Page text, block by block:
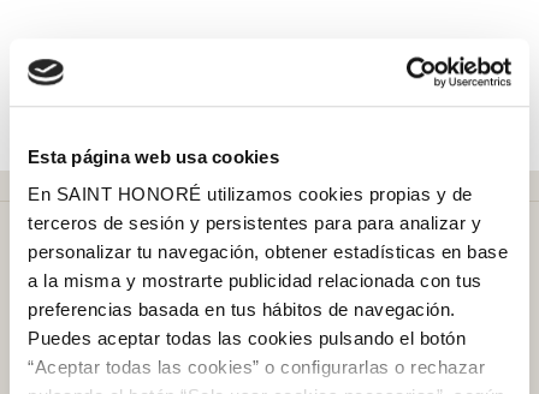
Esta página web usa cookies
En SAINT HONORÉ utilizamos cookies propias y de
terceros de sesión y persistentes para para analizar y
personalizar tu navegación, obtener estadísticas en base
a la misma y mostrarte publicidad relacionada con tus
preferencias basada en tus hábitos de navegación.
Puedes aceptar todas las cookies pulsando el botón
“Aceptar todas las cookies” o configurarlas o rechazar
Más de 50 añosen el mercado